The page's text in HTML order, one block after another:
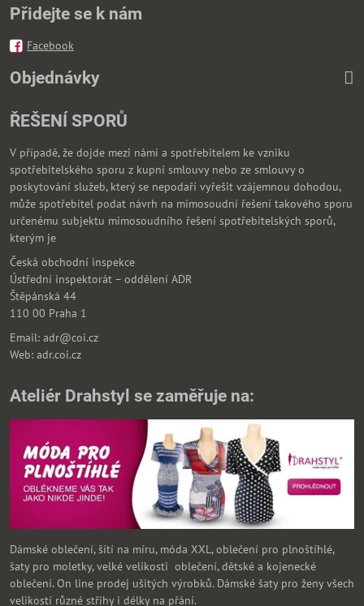
Přidejte se k nám
Facebook
Objednávky
ŘEŠENÍ SPORŮ
V případě, že dojde mezi námi a spotřebitelem ke vzniku
spotřebitelského sporu z kupní smlouvy nebo ze smlouvy o
poskytování služeb, který se nepodaří vyřešit vzájemnou dohodou,
může spotřebitel podat návrh na mimosoudní řešení takového sporu
určenému subjektu mimosoudního řešení spotřebitelských sporů,
kterým je
Česká obchodní inspekce
Ústřední inspektorát – oddělení ADR
Štěpánská 44
110 00 Praha 1
Email: adr@coi.cz
Web: adr.coi.cz
Ateliér Drahstyl se zaměřuje na:
Dámské oblečení, šítí na míru, móda XXL, oblečení pro plnoštíhlé,
šaty pro moletky, velké velikosti oblečení, dětské a kojenecké
oblečení. On line prodej ušitých výrobků. Dámské šaty pro ženy všech
velikostí různé střihy i délky na přání.